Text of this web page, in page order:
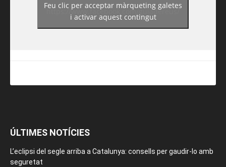
https://www.facebook.com/guiadereus/
Feu clic per acceptar màrqueting galetes
i activar aquest contingut
ÚLTIMES NOTÍCIES
L’eclipsi del segle arriba a Catalunya: consells per gaudir-lo amb
seguretat